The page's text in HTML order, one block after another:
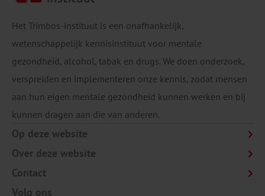
Het Trimbos-instituut is een onafhankelijk,
wetenschappelijk kennisinstituut voor mentale
gezondheid, alcohol, tabak en drugs. We doen onderzoek,
verspreiden en implementeren onze kennis, zodat mensen
aan hun eigen mentale gezondheid kunnen werken en bij
kunnen dragen aan die van anderen.
Op deze website
Over deze website
Contact
Volg ons